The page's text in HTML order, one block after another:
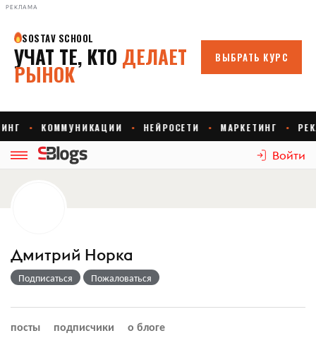
РЕКЛАМА
Войти
Дмитрий Норка
Подписаться Пожаловаться
посты подписчики о блоге